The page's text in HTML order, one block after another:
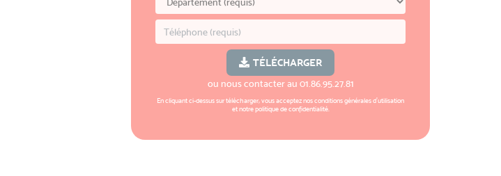
TÉLÉCHARGER
ou nous contacter au 01.86.95.27.81
En cliquant ci-dessus sur télécharger, vous acceptez nosconditions générales d'utilisation
et notrepolitique de confidentialité.